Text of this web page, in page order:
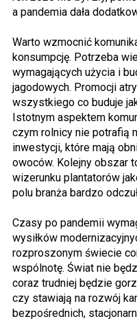
a pandemia dała
Warto wzmocnić
konsumpcję. Potrzeba
wymagających użycia i
jagodowych. Promocji
wszystkiego co buduje
Istotnym aspektem
czym rolnicy nie potrafią
inwestycji, które mają
owoców. Kolejny obszar
wizerunku plantatorów
polu branża bardzo
Czasy po pandemii
wysiłków
rozproszonym świecie
wspólnotę. Świat nie
coraz trudniej będzie
czy stawiają na rozwój
bezpośrednich,